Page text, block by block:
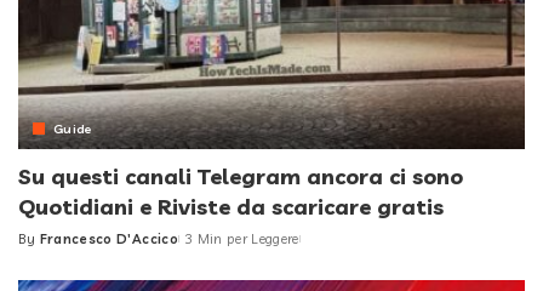
Guide
Su questi canali Telegram ancora ci sono
Quotidiani e Riviste da scaricare gratis
Posted
By Francesco D'Accico 3 Min per Leggere